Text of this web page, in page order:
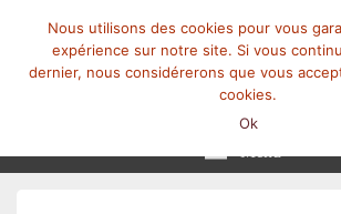
Nous utilisons des cookies pour vous
expérience sur notre site. Si vous
dernier, nous considérerons que vous
cookies.
Ok